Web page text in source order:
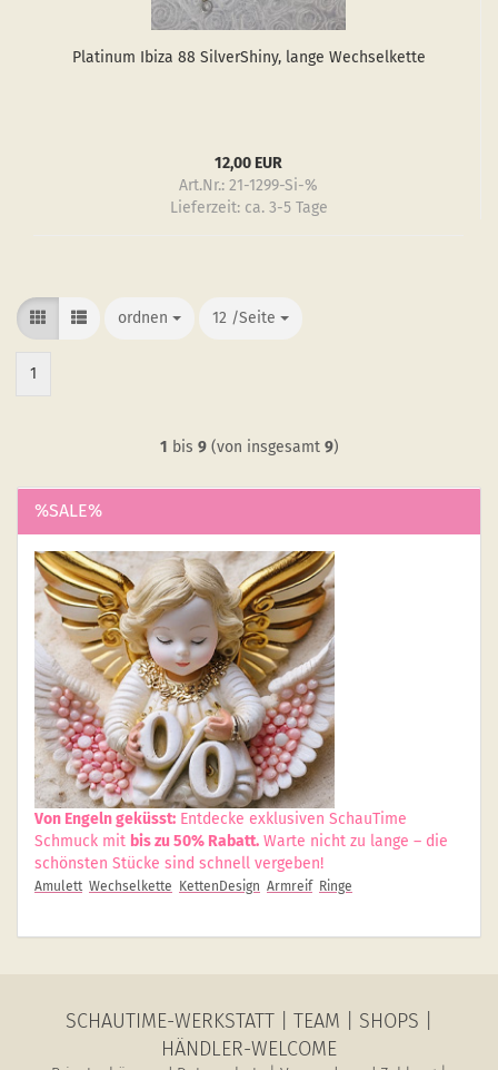
Pla­ti­num Ibiza 88 Sil­verS­hiny, lange Wech­sel­ket­te
12,00 EUR
Art.Nr.: 21-1299-Si-%
Lieferzeit: ca. 3-5 Tage
ordnen
ordnen 12 /Seite
/Seite
1
1 bis 9(von insgesamt 9)
%SALE%
Von Engeln geküsst: Entdecke exklusiven SchauTime
Schmuck mit bis zu 50% Rabatt. Warte nicht zu lange – die
schönsten Stücke sind schnell vergeben!
Amulett Wechselkette KettenDesign Armreif Ringe
SCHAUTIME-WERKSTATT TEAM SHOPS
HÄNDLER-WELCOME